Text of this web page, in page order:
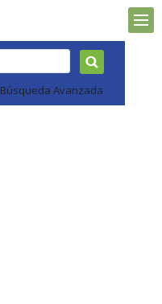
Búsqueda Avanzada